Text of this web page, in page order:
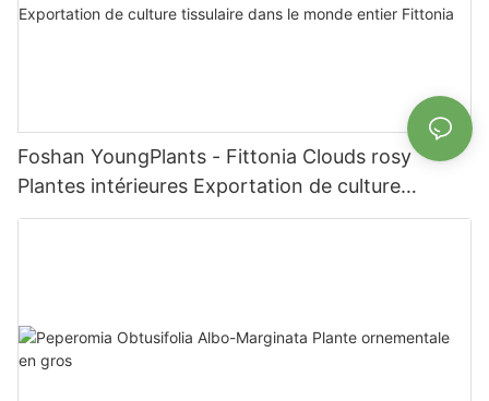
Foshan YoungPlants - Fittonia Clouds rosy
Plantes intérieures Exportation de culture
tissulaire dans le monde entier Fittonia